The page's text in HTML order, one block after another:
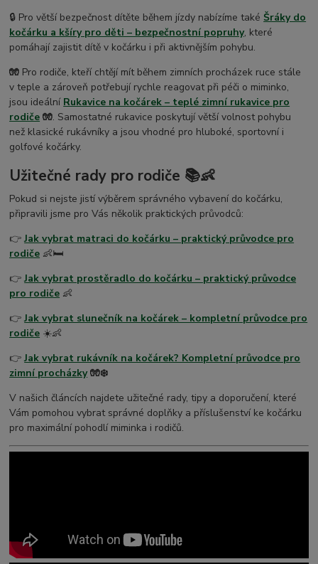
🔒 Pro větší bezpečnost dítěte během jízdy nabízíme také Šráky do
kočárku a kšíry pro děti – bezpečnostní popruhy, které
pomáhají zajistit dítě v kočárku i při aktivnějším pohybu.
🧤 Pro rodiče, kteří chtějí mít během zimních procházek ruce stále
v teple a zároveň potřebují rychle reagovat při péči o miminko,
jsou ideální Rukavice na kočárek – teplé zimní rukavice pro
rodiče 🧤. Samostatné rukavice poskytují větší volnost pohybu
než klasické rukávníky a jsou vhodné pro hluboké, sportovní i
golfové kočárky.
Užitečné rady pro rodiče 📚👶
Pokud si nejste jistí výběrem správného vybavení do kočárku,
připravili jsme pro Vás několik praktických průvodců:
👉Jak vybrat matraci do kočárku – praktický průvodce pro
rodiče 👶🛏️
👉Jak vybrat prostěradlo do kočárku – praktický průvodce
pro rodiče 👶
👉Jak vybrat slunečník na kočárek – kompletní průvodce pro
rodiče ☀️👶
👉Jak vybrat rukávník na kočárek? Kompletní průvodce pro
zimní procházky🧤❄️
V našich článcích najdete užitečné rady, tipy a doporučení, které
Vám pomohou vybrat správné doplňky a příslušenství ke kočárku
pro maximální pohodlí miminka i rodičů.